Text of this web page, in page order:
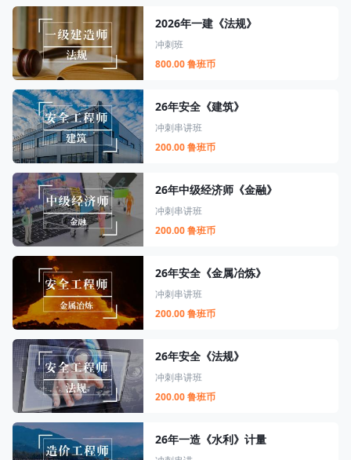
2026年一建《法规》
冲刺班
800.00 鲁班币
26年安全《建筑》
冲刺串讲班
200.00 鲁班币
26年中级经济师《金融》
冲刺串讲班
200.00 鲁班币
26年安全《金属冶炼》
冲刺串讲班
200.00 鲁班币
26年安全《法规》
冲刺串讲班
200.00 鲁班币
26年一造《水利》计量